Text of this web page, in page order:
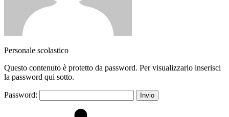
Personale scolastico
Questo contenuto è protetto da password. Per visualizzarlo inserisci
la password qui sotto.
Password: